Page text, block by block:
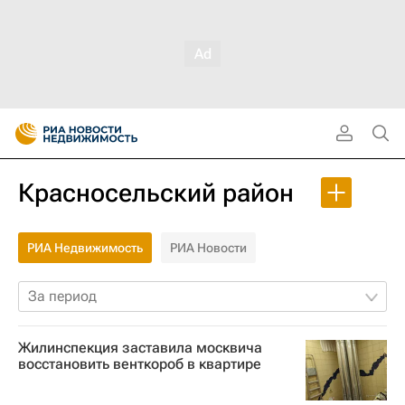
Красносельский район
РИА Недвижимость РИА Новости
За период
Жилинспекция заставила москвича
восстановить венткороб в квартире